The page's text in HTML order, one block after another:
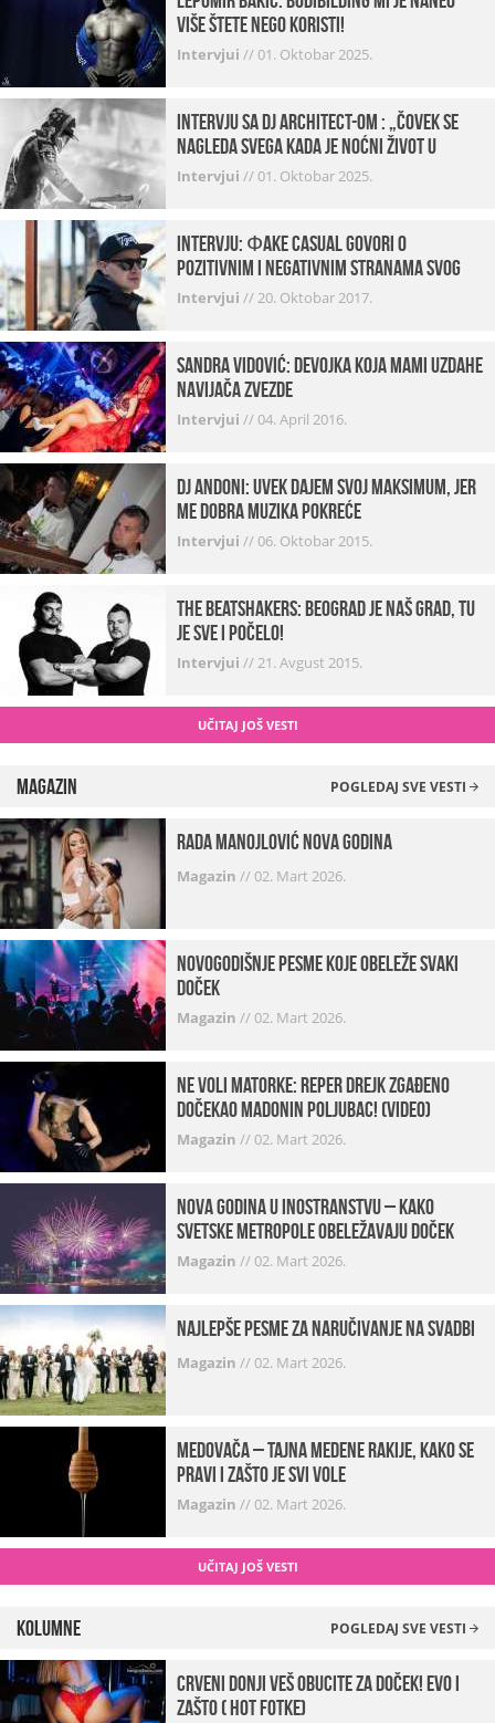
više štete nego koristi!
Intervjui //01. Oktobar 2025.
Intervju sa DJ Architect-om : „Čovek se
nagleda svega kada je noćni život u
pitanju. U klubovima najmanje vidim
Intervjui //01. Oktobar 2025.
INTERVJU: Фake Casual govori o
pozitivnim i negativnim stranama svog
posla, počecima, omiljenim mestima …
Intervjui //20. Oktobar 2017.
Sandra Vidović: devojka koja mami uzdahe
navijača Zvezde
Intervjui //04. April 2016.
Dj Andoni: Uvek dajem svoj maksimum, jer
me dobra muzika pokreće
Intervjui //06. Oktobar 2015.
The Beatshakers: Beograd je naš grad, tu
je sve i počelo!
Intervjui //21. Avgust 2015.
UČITAJ JOŠ VESTI
Magazin POGLEDAJ SVE VESTI
Rada Manojlović Nova godina
Magazin //02. Mart 2026.
Novogodišnje pesme koje obeleže svaki
Doček
Magazin //02. Mart 2026.
Ne voli matorke: Reper Drejk zgađeno
dočekao Madonin poljubac! (VIDEO)
Magazin //02. Mart 2026.
Nova godina u inostranstvu – kako
svetske metropole obeležavaju doček
Magazin //02. Mart 2026.
Najlepše pesme za naručivanje na svadbi
Magazin //02. Mart 2026.
Medovača – tajna medene rakije, kako se
pravi i zašto je svi vole
Magazin //02. Mart 2026.
UČITAJ JOŠ VESTI
Kolumne POGLEDAJ SVE VESTI
Crveni donji veš obucite za doček! Evo i
zašto ( hot fotke)